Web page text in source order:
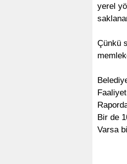
yerel
Çünkü
Bir de
Varsa